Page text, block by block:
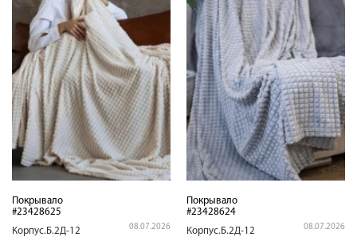
Покрывало
#23428625
Корпус.Б.2Д-12
08.07.2026
Покрывало
#23428624
Корпус.Б.2Д-12
08.07.2026